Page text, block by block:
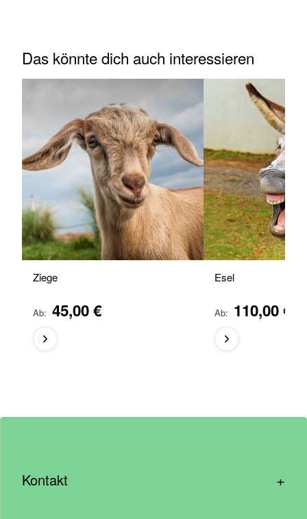
Das könnte dich auch interessieren
Ziege
Ab 45,00 €
Esel
Ab 110,00 €
Kontakt +